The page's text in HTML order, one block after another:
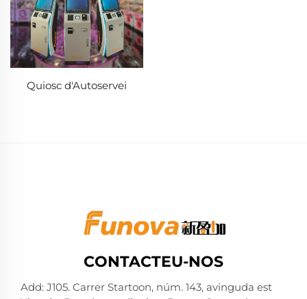
Quiosc d'Autoservei
CONTACTEU-NOS
Add: J105. Carrer Startoon, núm. 143, avinguda est